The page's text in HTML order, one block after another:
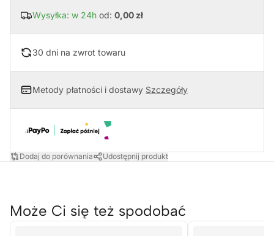
Wysyłka: w 24h od: 0,00 zł
30 dni na zwrot towaru
Metody płatności i dostawy Szczegóły
Dodaj do porównania Udostępnij produkt
Może Ci się też spodobać